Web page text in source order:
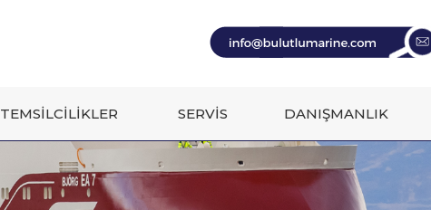
TEMSİLCİLİKLER SERVİS DANIŞMANLIK